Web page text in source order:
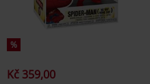
%
Kč 359,00